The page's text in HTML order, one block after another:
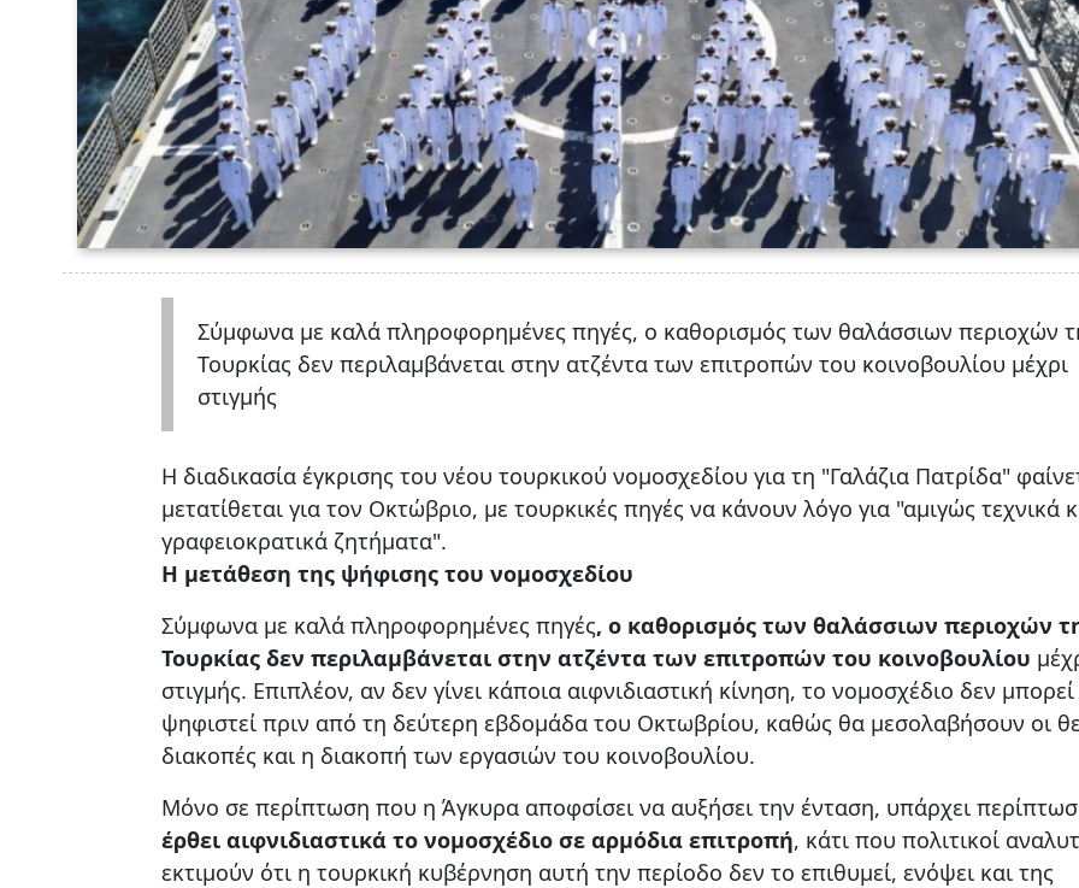
Σύμφωνα με καλά πληροφορημένες πηγές, ο καθορισμός των θαλάσσιων περιοχών
Τουρκίας δεν περιλαμβάνεται στην ατζέντα των επιτροπών του κοινοβουλίου μέχρι
στιγμής
Η διαδικασία έγκρισης του νέου τουρκικού νομοσχεδίου για τη "Γαλάζια Πατρίδα"
μετατίθεται για τον Οκτώβριο, με τουρκικές πηγές να κάνουν λόγο για "αμιγώς τεχνικά
γραφειοκρατικά ζητήματα".
Η μετάθεση της ψήφισης του νομοσχεδίου
Σύμφωνα με καλά πληροφορημένες πηγές, ο καθορισμός των θαλάσσιων περιοχών
Τουρκίας δεν περιλαμβάνεται στην ατζέντα των επιτροπών του κοινοβουλίου
στιγμής. Επιπλέον, αν δεν γίνει κάποια αιφνιδιαστική κίνηση, το νομοσχέδιο δεν
ψηφιστεί πριν από τη δεύτερη εβδομάδα του Οκτωβρίου, καθώς θα μεσολαβήσουν οι
διακοπές και η διακοπή των εργασιών του κοινοβουλίου.
Μόνο σε περίπτωση που η Άγκυρα αποφσίσει να αυξήσει την ένταση, υπάρχει
έρθει αιφνιδιαστικά το νομοσχέδιο σε αρμόδια επιτροπή, κάτι που πολιτικοί
εκτιμούν ότι η τουρκική κυβέρνηση αυτή την περίοδο δεν το επιθυμεί, ενόψει και της